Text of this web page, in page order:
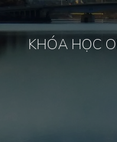
KHÓA HỌC